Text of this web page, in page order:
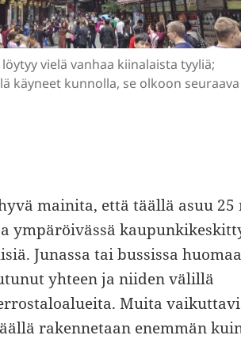
vielä vanhaa kiinalaista tyyliä;
käyneet kunnolla, se olkoon seuraava
mainita, että täällä asuu
ympäröivässä
Junassa tai bussissa
yhteen ja niiden välillä
Muita
rakennetaan enemmän